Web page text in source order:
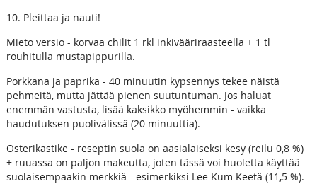
10. Pleittaa ja nauti!
Mieto versio - korvaa chilit 1 rkl inkivääriraasteella + 1 tl
rouhitulla mustapippurilla.
Porkkana ja paprika - 40 minuutin kypsennys tekee näistä
pehmeitä, mutta jättää pienen suutuntuman. Jos haluat
enemmän vastusta, lisää kaksikko myöhemmin - vaikka
haudutuksen puolivälissä (20 minuuttia).
Osterikastike - reseptin suola on aasialaiseksi kesy (reilu 0,8 %)
+ ruuassa on paljon makeutta, joten tässä voi huoletta käyttää
suolaisempaakin merkkiä - esimerkiksi Lee Kum Keetä (11,5 %).